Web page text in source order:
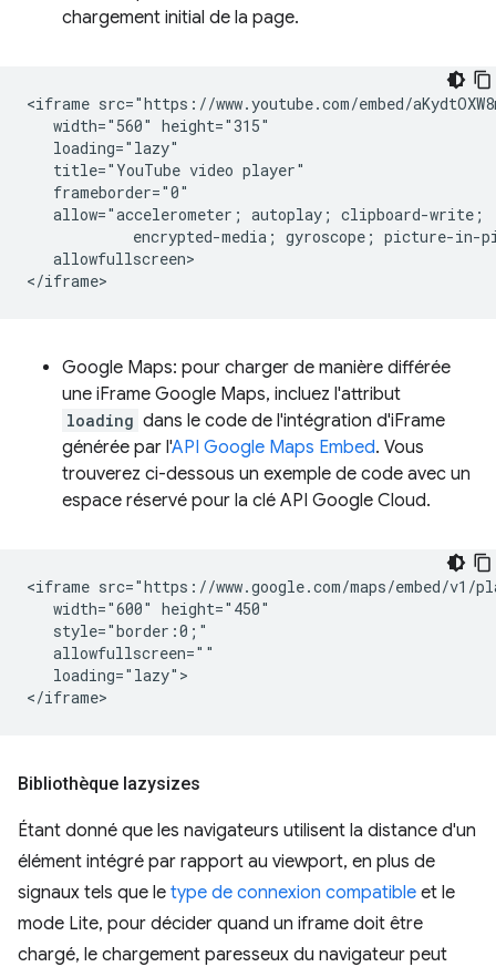
chargement initial de la page.
<iframe src="https://www.youtube.com/embed/
   width="560" height="315"
   loading="lazy"
   title="YouTube video player"
   frameborder="0"
   allow="accelerometer; autoplay; clipboard-write;
encrypted-media; gyroscope; picture-in-
   allowfullscreen>
Google Maps: pour charger de manière différée
une iFrame Google Maps, incluez l'attribut
loading dans le code de l'intégration d'iFrame
générée par l'API Google Maps Embed. Vous
trouverez ci-dessous un exemple de code avec un
espace réservé pour la clé API Google Cloud.
<iframe src="https://www.google.com/maps/embed/v1/
   width="600" height="450"
   style="border:0;"
   allowfullscreen=""
   loading="lazy">
Bibliothèque lazysizes
Étant donné que les navigateurs utilisent la distance d'un
élément intégré par rapport au viewport, en plus de
signaux tels que le type de connexion compatible et le
mode Lite, pour décider quand un iframe doit être
chargé, le chargement paresseux du navigateur peut